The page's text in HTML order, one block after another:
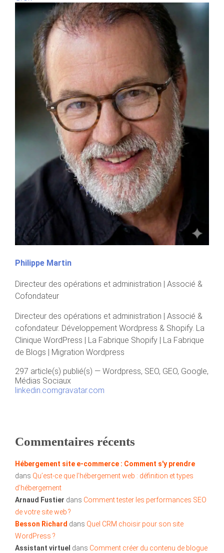
Philippe Martin
Directeur des opérations et administration | Associé &
Cofondateur
Directeur des opérations et administration | Associé &
cofondateur. Développement Wordpress & Shopify. La
Clinique WordPress | La Fabrique Shopify | La Fabrique
de Blogs | Migration Wordpress
297 article(s) publié(s) — Wordpress, SEO, GEO, Google,
Médias Sociaux
linkedin.comgravatar.com
Commentaires récents
Hébergement site e-commerce : Comment s'y prendre
dans Qu’est-ce que l’hébergement web : définition et types
d’hébergement
Arnaud Fustier dans Comment tester les performances SEO
de votre site web ?
Besson Richard dans Quel CRM choisir pour son site
WordPress ?
Assistant virtuel dans Comment créer du contenu de blogue